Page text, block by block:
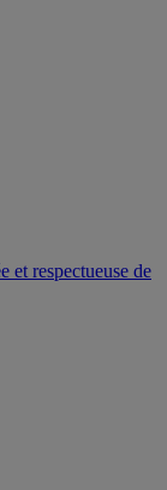
et respectueuse de